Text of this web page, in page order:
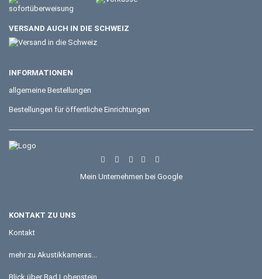
VERSAND AUCH IN DIE SCHWEIZ
INFORMATIONEN
allgemeine Bestellungen
Bestellungen für öffentliche Einrichtungen
Mein Unternehmen bei Google
KONTAKT ZU UNS
Kontakt
mehr zu Akustikkameras...
Blick über Bad Lobenstein